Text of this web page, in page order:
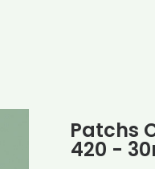
Patchs
420 -